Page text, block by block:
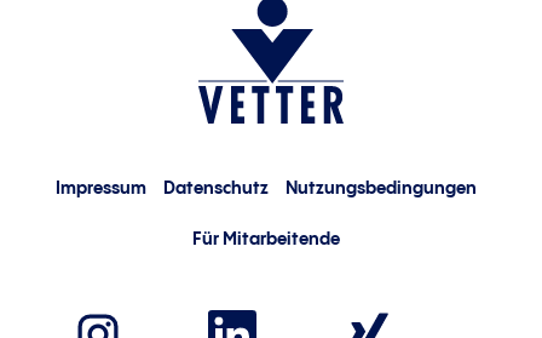
Impressum Datenschutz Nutzungsbedingungen
Für Mitarbeitende
W
W